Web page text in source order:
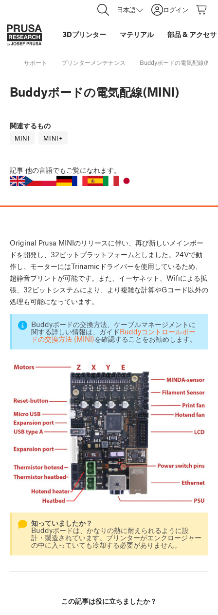
日本語 ログイン
3Dプリンター マテリアル 部品& アクセ
サポート プリンターメンテナンス Buddyボードの電気配線
Buddyボードの電気配線(MINI)
関連するもの
MINI MINI+
記事 他の言語でもご覧になれます。
Original Prusa MINIのリリースに伴い、再び新しいメインボー
ドを開発し、32ビットプラットフォームとしました。24Vで動
作し、モーターにはTrinamicドライバーを使用しているため、
超静音プリントが可能です。また、イーサネット、Wifiによる拡
張、32ビットシステムにより、より複雑な計算やGコード以外の
処理も可能になっています。
Buddyボードの交換方法、ケーブルマネージメントに
関する詳しい情報は、ガイドBuddyコントロールボー
ドの交換方法 (MINI)を確認することをお勧めします。
知っていましたか？
Buddyボードは、かなりの熱に耐えられるように設
計・製造されています。プリンターがエンクロージャー
の中に入っていても冷却する必要がありません。
この記事は役に立ちましたか？